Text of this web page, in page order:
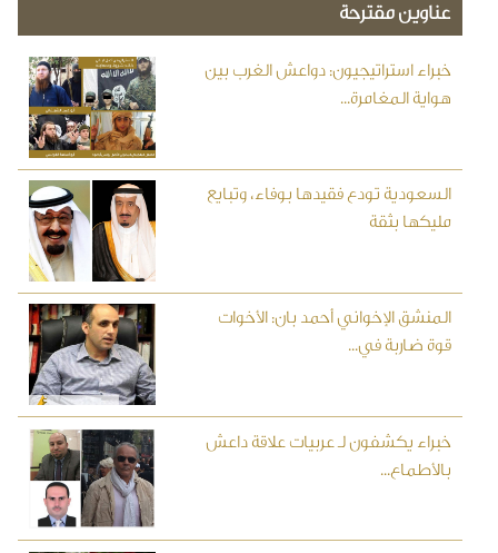
عناوين مقترحة
خبراء استراتيجيون: دواعش الغرب بين
هواية المغامرة...
السعودية تودع فقيدها بوفاء، وتبايع
مليكها بثقة
المنشق الإخواني أحمد بان: الأخوات
قوة ضاربة في...
خبراء يكشفون لـ عربيات علاقة داعش
بالأطماع...